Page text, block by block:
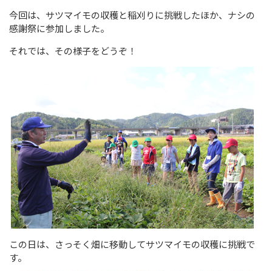
今回は、サツマイモの収穫と稲刈りに挑戦したほか、ナシの
感謝祭に参加しました。
それでは、その様子をどうぞ！
この日は、さっそく畑に移動してサツマイモの収穫に挑戦で
す。